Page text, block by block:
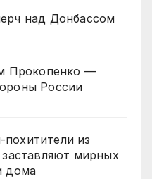
над Донбассом
Прокопенко —
России
из
мирных
дома